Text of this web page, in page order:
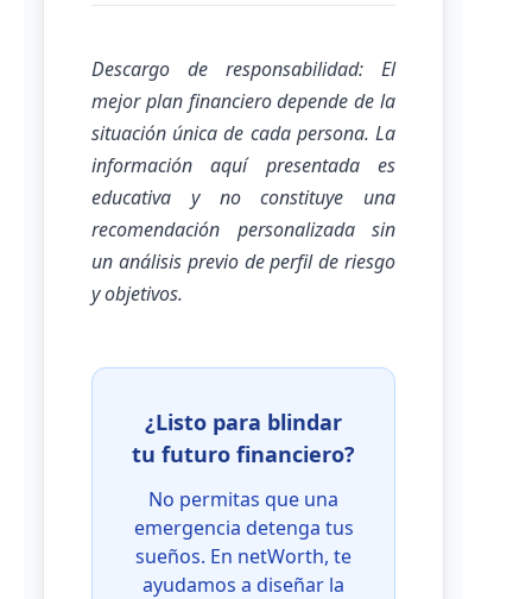
Descargo de responsabilidad: El
mejor plan financiero depende de la
situación única de cada persona. La
información aquí presentada es
educativa y no constituye una
recomendación personalizada sin
un análisis previo de perfil de riesgo
y objetivos.
¿Listo para blindar
tu futuro financiero?
No permitas que una
emergencia detenga tus
sueños. En netWorth, te
ayudamos a diseñar la